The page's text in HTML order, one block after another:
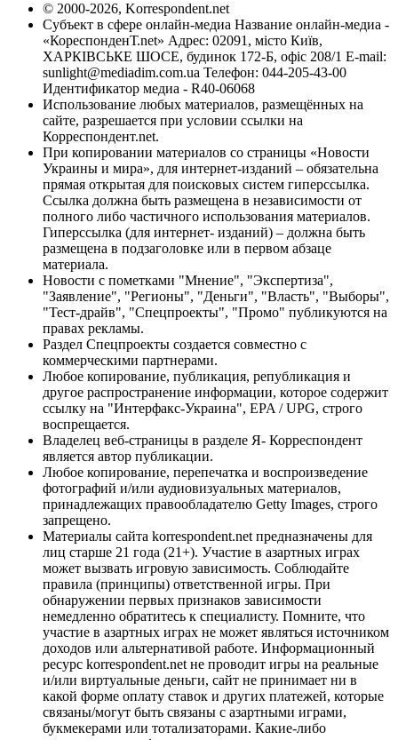
© 2000-2026, Korrespondent.net
Субъект в сфере онлайн-медиа Название онлайн-медиа -
«КореспонденТ.net» Адрес: 02091, місто Київ,
ХАРКІВСЬКЕ ШОСЕ, будинок 172-Б, офіс 208/1 E-mail:
sunlight@mediadim.com.ua Телефон: 044-205-43-00
Идентификатор медиа - R40-06068
Использование любых материалов, размещённых на
сайте, разрешается при условии ссылки на
Корреспондент.net.
При копировании материалов со страницы «Новости
Украины и мира», для интернет-изданий – обязательна
прямая открытая для поисковых систем гиперссылка.
Ссылка должна быть размещена в независимости от
полного либо частичного использования материалов.
Гиперссылка (для интернет- изданий) – должна быть
размещена в подзаголовке или в первом абзаце
материала.
Новости с пометками "Мнение", "Экспертиза",
"Заявление", "Регионы", "Деньги", "Власть", "Выборы",
"Тест-драйв", "Спецпроекты", "Промо" публикуются на
правах рекламы.
Раздел Спецпроекты создается совместно с
коммерческими партнерами.
Любое копирование, публикация, републикация и
другое распространение информации, которое содержит
ссылку на "Интерфакс-Украина", EPA / UPG, строго
воспрещается.
Владелец веб-страницы в разделе Я- Корреспондент
является автор публикации.
Любое копирование, перепечатка и воспроизведение
фотографий и/или аудиовизуальных материалов,
принадлежащих правообладателю Getty Images, строго
запрещено.
Материалы сайта korrespondent.net предназначены для
лиц старше 21 года (21+). Участие в азартных играх
может вызвать игровую зависимость. Соблюдайте
правила (принципы) ответственной игры. При
обнаружении первых признаков зависимости
немедленно обратитесь к специалисту. Помните, что
участие в азартных играх не может являться источником
доходов или альтернативой работе. Информационный
ресурс korrespondent.net не проводит игры на реальные
и/или виртуальные деньги, сайт не принимает ни в
какой форме оплату ставок и других платежей, которые
связаны/могут быть связаны с азартными играми,
букмекерами или тотализаторами. Какие-либо